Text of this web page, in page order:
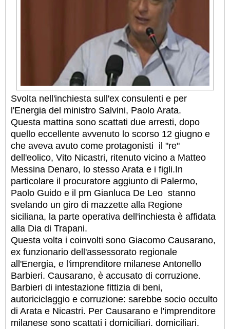
Svolta nell'inchiesta sull'ex consulenti e per
l'Energia del ministro Salvini, Paolo Arata.
Questa mattina sono scattati due arresti, dopo
quello eccellente avvenuto lo scorso 12 giugno e
che aveva avuto come protagonisti il "re"
dell'eolico, Vito Nicastri, ritenuto vicino a Matteo
Messina Denaro, lo stesso Arata e i figli.In
particolare il procuratore aggiunto di Palermo,
Paolo Guido e il pm Gianluca De Leo stanno
svelando un giro di mazzette alla Regione
siciliana, la parte operativa dell'inchiesta è affidata
alla Dia di Trapani.
Questa volta i coinvolti sono Giacomo Causarano,
ex funzionario dell'assessorato regionale
all'Energia, e l'imprenditore milanese Antonello
Barbieri. Causarano, è accusato di corruzione.
Barbieri di intestazione fittizia di beni,
autoriciclaggio e corruzione: sarebbe socio occulto
di Arata e Nicastri. Per Causarano e l'imprenditore
milanese sono scattati i domiciliari. domiciliari.